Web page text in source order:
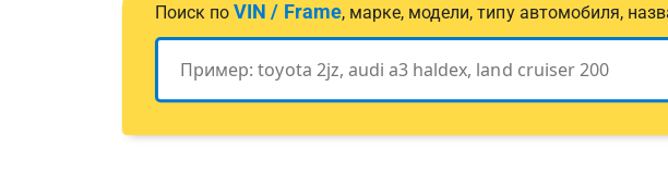
Поиск поVIN / Frame, марке, модели, типу автомобиля,